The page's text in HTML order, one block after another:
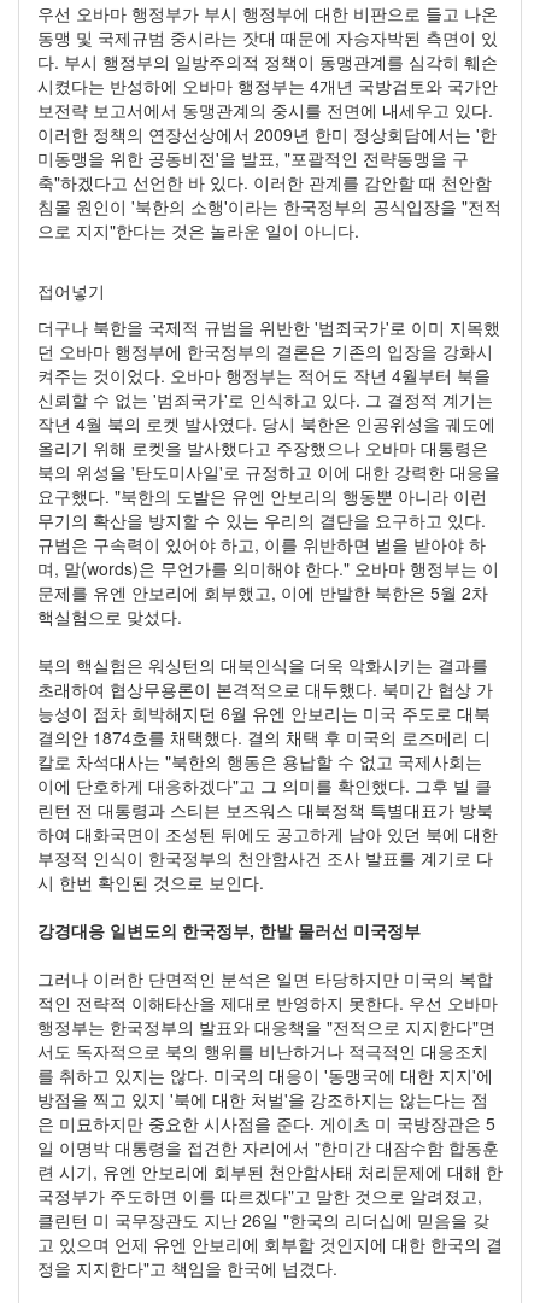
우선 오바마 행정부가 부시 행정부에 대한 비판으로 들고 나온
동맹 및 국제규범 중시라는 잣대 때문에 자승자박된 측면이 있
다. 부시 행정부의 일방주의적 정책이 동맹관계를 심각히 훼손
시켰다는 반성하에 오바마 행정부는 4개년 국방검토와 국가안
보전략 보고서에서 동맹관계의 중시를 전면에 내세우고 있다.
이러한 정책의 연장선상에서 2009년 한미 정상회담에서는 '한
미동맹을 위한 공동비전'을 발표, "포괄적인 전략동맹을 구
축"하겠다고 선언한 바 있다. 이러한 관계를 감안할 때 천안함
침몰 원인이 '북한의 소행'이라는 한국정부의 공식입장을 "전적
으로 지지"한다는 것은 놀라운 일이 아니다.
접어넣기
더구나 북한을 국제적 규범을 위반한 '범죄국가'로 이미 지목했
던 오바마 행정부에 한국정부의 결론은 기존의 입장을 강화시
켜주는 것이었다. 오바마 행정부는 적어도 작년 4월부터 북을
신뢰할 수 없는 '범죄국가'로 인식하고 있다. 그 결정적 계기는
작년 4월 북의 로켓 발사였다. 당시 북한은 인공위성을 궤도에
올리기 위해 로켓을 발사했다고 주장했으나 오바마 대통령은
북의 위성을 '탄도미사일'로 규정하고 이에 대한 강력한 대응을
요구했다. "북한의 도발은 유엔 안보리의 행동뿐 아니라 이런
무기의 확산을 방지할 수 있는 우리의 결단을 요구하고 있다.
규범은 구속력이 있어야 하고, 이를 위반하면 벌을 받아야 하
며, 말(words)은 무언가를 의미해야 한다." 오바마 행정부는 이
문제를 유엔 안보리에 회부했고, 이에 반발한 북한은 5월 2차
핵실험으로 맞섰다.
북의 핵실험은 워싱턴의 대북인식을 더욱 악화시키는 결과를
초래하여 협상무용론이 본격적으로 대두했다. 북미간 협상 가
능성이 점차 희박해지던 6월 유엔 안보리는 미국 주도로 대북
결의안 1874호를 채택했다. 결의 채택 후 미국의 로즈메리 디
칼로 차석대사는 "북한의 행동은 용납할 수 없고 국제사회는
이에 단호하게 대응하겠다"고 그 의미를 확인했다. 그후 빌 클
린턴 전 대통령과 스티븐 보즈워스 대북정책 특별대표가 방북
하여 대화국면이 조성된 뒤에도 공고하게 남아 있던 북에 대한
부정적 인식이 한국정부의 천안함사건 조사 발표를 계기로 다
시 한번 확인된 것으로 보인다.
강경대응 일변도의 한국정부, 한발 물러선 미국정부
그러나 이러한 단면적인 분석은 일면 타당하지만 미국의 복합
적인 전략적 이해타산을 제대로 반영하지 못한다. 우선 오바마
행정부는 한국정부의 발표와 대응책을 "전적으로 지지한다"면
서도 독자적으로 북의 행위를 비난하거나 적극적인 대응조치
를 취하고 있지는 않다. 미국의 대응이 '동맹국에 대한 지지'에
방점을 찍고 있지 '북에 대한 처벌'을 강조하지는 않는다는 점
은 미묘하지만 중요한 시사점을 준다. 게이츠 미 국방장관은 5
일 이명박 대통령을 접견한 자리에서 "한미간 대잠수함 합동훈
련 시기, 유엔 안보리에 회부된 천안함사태 처리문제에 대해 한
국정부가 주도하면 이를 따르겠다"고 말한 것으로 알려졌고,
클린턴 미 국무장관도 지난 26일 "한국의 리더십에 믿음을 갖
고 있으며 언제 유엔 안보리에 회부할 것인지에 대한 한국의 결
정을 지지한다"고 책임을 한국에 넘겼다.